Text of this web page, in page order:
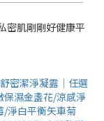
密肌剛剛好健康平